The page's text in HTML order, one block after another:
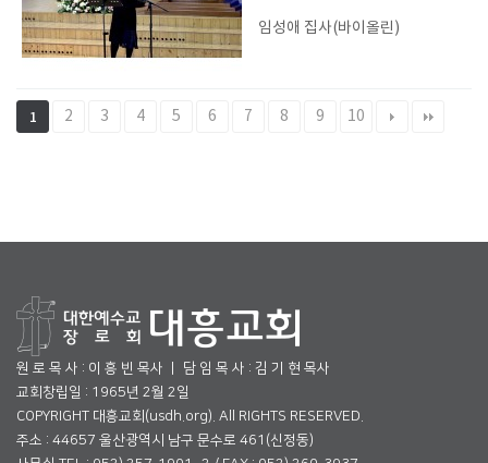
임성애 집사(바이올린)
1 2 3 4 5 6 7 8 9 10
원 로 목 사 : 이 흥 빈 목사 ㅣ 담 임 목 사 : 김 기 현 목사
교회창립일 : 1965년 2월 2일
COPYRIGHT 대흥교회(usdh.org). All RIGHTS RESERVED.
주소 : 44657 울산광역시 남구 문수로 461(신정동)